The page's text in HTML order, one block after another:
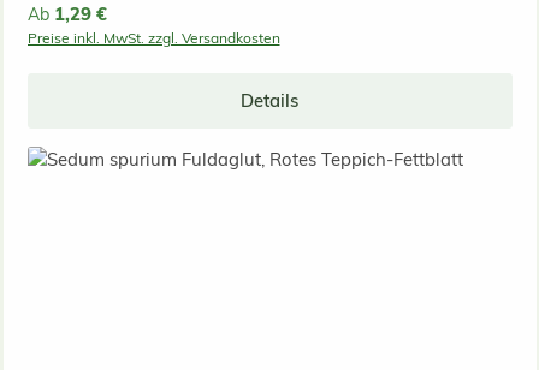
Regulärer Preis:
Ab 1,29 €
Preise inkl. MwSt. zzgl. Versandkosten
Details